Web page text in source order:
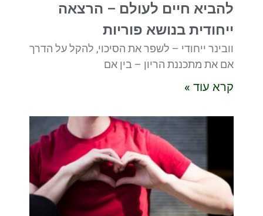
להביא חיים לעולם – הרצאה
ייחודית בנושא פוריות
וובינר ייחודי – לשפר את הסיכוי, להקל על הדרך
אם את מתכננת הריון – בין אם
קרא עוד »